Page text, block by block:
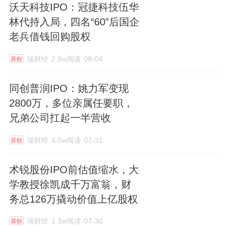
沃天科技IPO：冠捷科技伍华
林代持入局，四名“60”后国企
老兵借钱回购股权
原创 瑞财经 2.8w阅读 08-04
同创普润IPO：姚力军变现
2800万，多位亲属任要职，
兄弟公司扛起一半营收
原创 瑞财经 4.0w阅读 07-31
术锐股份IPO前估值缩水，大
学教授徐凯成千万富翁，财
务总126万撬动价值上亿股权
原创 瑞财经 1.3w阅读 07-30